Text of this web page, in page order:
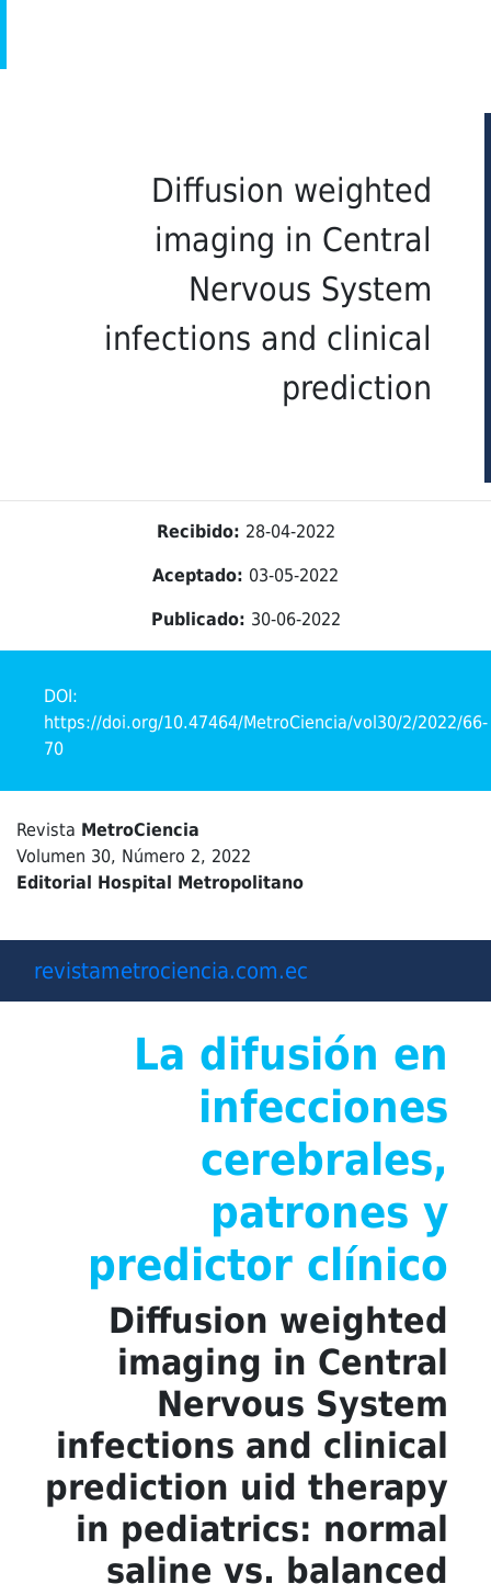
Diffusion weighted
imaging in Central
Nervous System
infections and clinical
prediction
Recibido: 28-04-2022
Aceptado: 03-05-2022
Publicado: 30-06-2022
DOI:
https://doi.org/10.47464/MetroCiencia/vol30/2/2022/66-
70
Revista MetroCiencia
Volumen 30, Número 2, 2022
Editorial Hospital Metropolitano
revistametrociencia.com.ec
La difusión en
infecciones
cerebrales,
patrones y
predictor clínico
Diffusion weighted
imaging in Central
Nervous System
infections and clinical
prediction uid therapy
in pediatrics: normal
saline vs. balanced